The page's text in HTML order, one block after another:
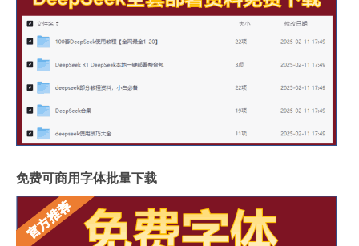
免费可商用字体批量下载